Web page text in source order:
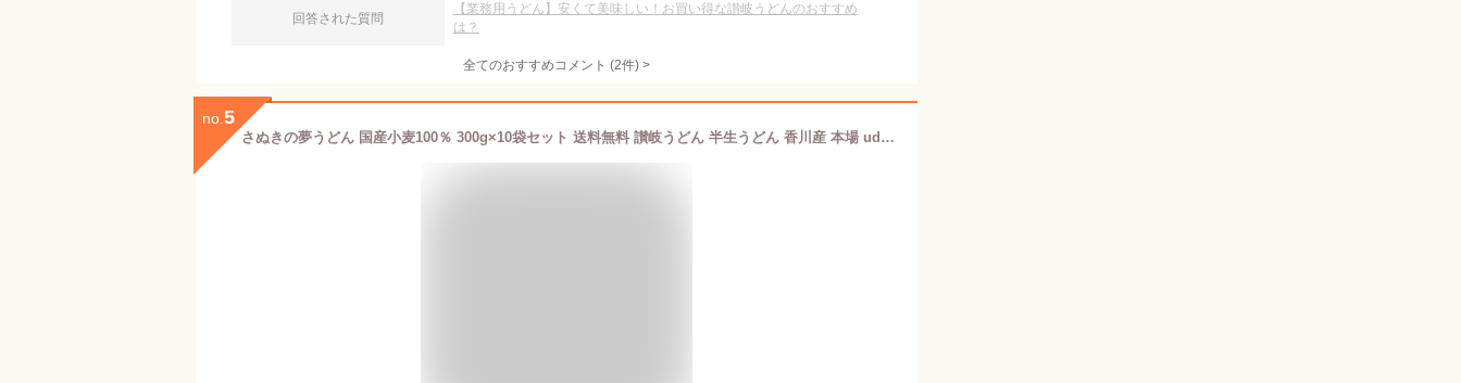
回答された質問
【業務用うどん】安くて美味しい！お買い得な讃岐うどんのおすすめ
は？
全てのおすすめコメント (2件) >
no. 5
さぬきの夢うどん 国産小麦100％ 300g×10袋セット 送料無料 讃岐うどん 半生うどん 香川産 本場 udon コシ もちもち さぬきうどん かけ ぶっかけ 釜揚げ 釜玉 ざる 冷やし しっぽく きつね 月見 天ぷら カレー 四国 ご当地 取り寄せ ギフト